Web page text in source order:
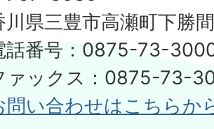
川県三豊市高瀬町下勝
話番号：0875-73-
ァックス：0875-73-
問い合わせはこちらか